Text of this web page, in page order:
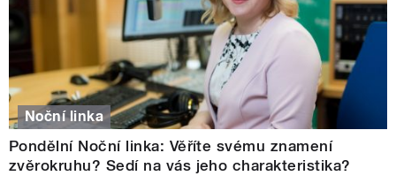
Noční linka
Pondělní Noční linka: Věříte svému znamení
zvěrokruhu? Sedí na vás jeho charakteristika?